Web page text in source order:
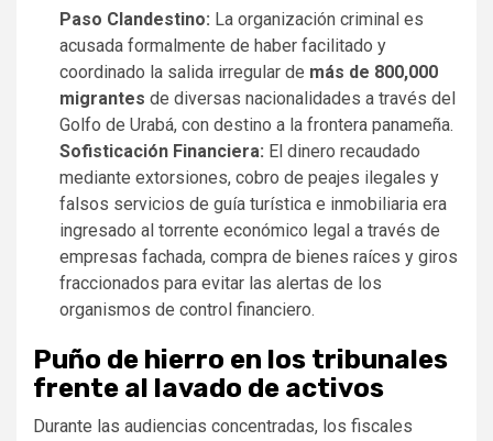
Paso Clandestino: La organización criminal es
acusada formalmente de haber facilitado y
coordinado la salida irregular de más de 800,000
migrantes de diversas nacionalidades a través del
Golfo de Urabá, con destino a la frontera panameña.
Sofisticación Financiera: El dinero recaudado
mediante extorsiones, cobro de peajes ilegales y
falsos servicios de guía turística e inmobiliaria era
ingresado al torrente económico legal a través de
empresas fachada, compra de bienes raíces y giros
fraccionados para evitar las alertas de los
organismos de control financiero.
Puño de hierro en los tribunales
frente al lavado de activos
Durante las audiencias concentradas, los fiscales